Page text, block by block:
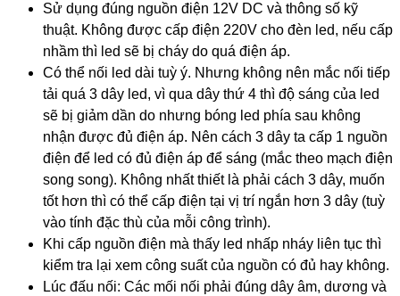
Sử dụng đúng nguồn điện 12V DC và thông số kỹ
thuật. Không được cấp điện 220V cho đèn led, nếu cấp
nhầm thì led sẽ bị cháy do quá điện áp.
Có thể nối led dài tuỳ ý. Nhưng không nên mắc nối tiếp
tải quá 3 dây led, vì qua dây thứ 4 thì độ sáng của led
sẽ bị giảm dần do nhưng bóng led phía sau không
nhận được đủ điện áp. Nên cách 3 dây ta cấp 1 nguồn
điện để led có đủ điện áp để sáng (mắc theo mạch điện
song song). Không nhất thiết là phải cách 3 dây, muốn
tốt hơn thì có thể cấp điện tại vị trí ngắn hơn 3 dây (tuỳ
vào tính đặc thù của mỗi công trình).
Khi cấp nguồn điện mà thấy led nhấp nháy liên tục thì
kiểm tra lại xem công suất của nguồn có đủ hay không.
Lúc đấu nối: Các mối nối phải đúng dây âm, dương và